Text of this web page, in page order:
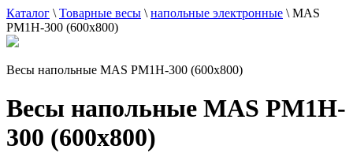
Каталог \ Товарные весы \ напольные электронные \ MAS
PM1H-300 (600x800)
Весы напольные MAS PM1H-300 (600x800)
Весы напольные MAS PM1H-
300 (600x800)